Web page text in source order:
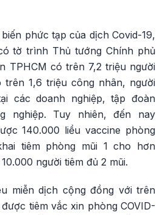
phức tạp của dịch Covid-19,
tờ trình Thủ tướng Chính phủ
TPHCM có trên 7,2 triệu người
1,6 triệu công nhân, người
các doanh nghiệp, tập đoàn
nghiệp. Tuy nhiên, đến nay
140.000 liều vaccine phòng
tiêm phòng mũi 1 cho hơn
người tiêm đủ 2 mũi.
miễn dịch cộng đồng với trên
tiêm vắc xin phòng COVID-